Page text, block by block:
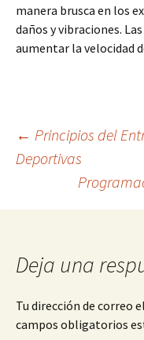
manera brusca en los
daños y vibraciones.
aumentar la velocidad
← Principios del
Deportivas
Deja una
Tu dirección de correo
campos obligatorios